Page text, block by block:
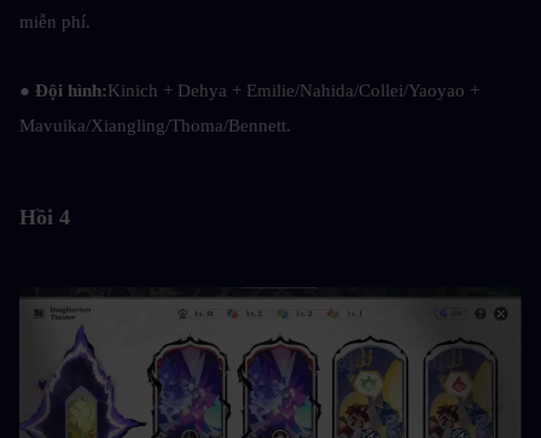
miễn phí.
● Đội hình:Kinich + Dehya + Emilie/Nahida/Collei/Yaoyao +
Mavuika/Xiangling/Thoma/Bennett.
Hồi 4